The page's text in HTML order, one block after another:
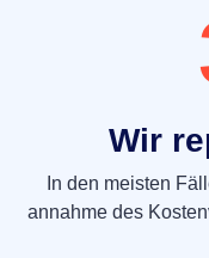
Wir
In den meisten
annahme des